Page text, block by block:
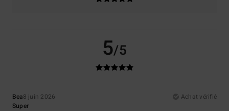
5/5
Bea8 juin 2026
Achat vérifié
Super